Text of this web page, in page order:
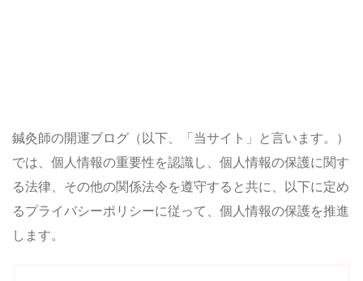
鍼灸師の開運ブログ（以下、「当サイト」と言います。）
では、個人情報の重要性を認識し、個人情報の保護に関す
る法律、その他の関係法令を遵守すると共に、以下に定め
るプライバシーポリシーに従って、個人情報の保護を推進
します。